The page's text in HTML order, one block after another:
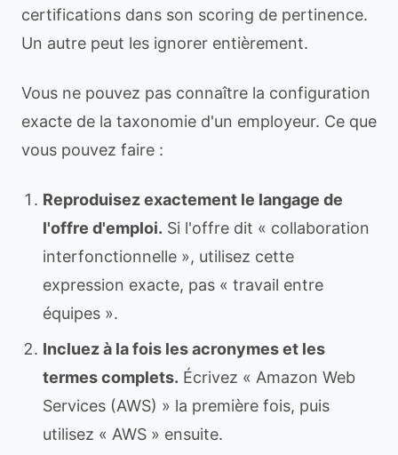
certifications dans son scoring de pertinence.
Un autre peut les ignorer entièrement.
Vous ne pouvez pas connaître la configuration
exacte de la taxonomie d'un employeur. Ce que
vous pouvez faire :
Reproduisez exactement le langage de
l'offre d'emploi. Si l'offre dit « collaboration
interfonctionnelle », utilisez cette
expression exacte, pas « travail entre
équipes ».
Incluez à la fois les acronymes et les
termes complets. Écrivez « Amazon Web
Services (AWS) » la première fois, puis
utilisez « AWS » ensuite.